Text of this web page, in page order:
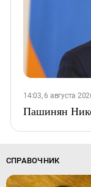
14:03, 6 августа
Пашинян
СПРАВОЧНИК